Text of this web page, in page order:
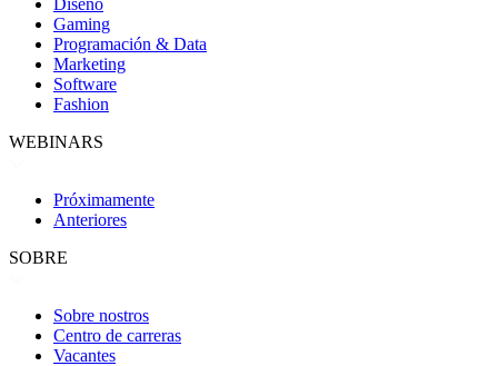
Diseño
Gaming
Programación & Data
Marketing
Software
Fashion
WEBINARS
Próximamente
Anteriores
SOBRE
Sobre nostros
Centro de carreras
Vacantes